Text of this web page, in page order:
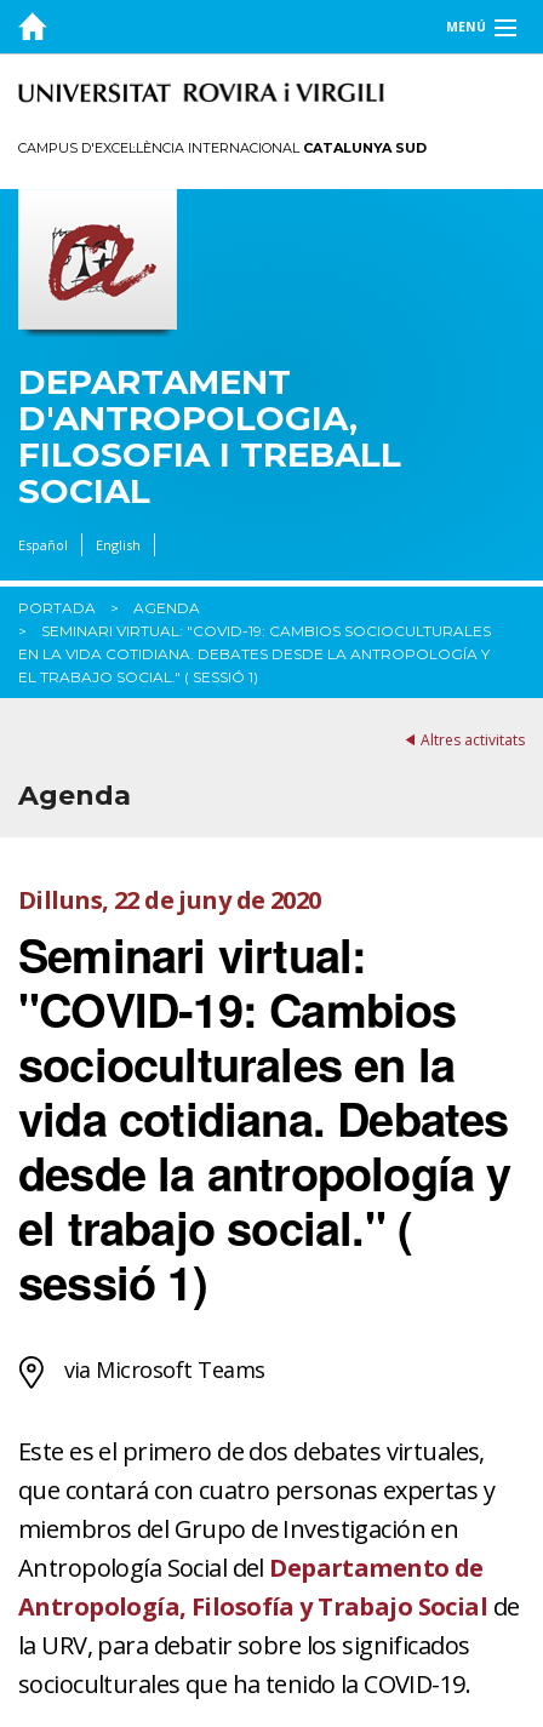
MENÚ
EL DEPARTAMENT
RECERCA
PUBLICACIONS
TRANSFERÈNCIA
CAMPUS D'EXCEL·LÈNCIA INTERNACIONAL CATALUNYA SUD
DEPARTAMENT
D'ANTROPOLOGIA,
FILOSOFIA I TREBALL
SOCIAL
Español English
PORTADA
AGENDA
SEMINARI VIRTUAL: "COVID-19: CAMBIOS SOCIOCULTURALES
EN LA VIDA COTIDIANA. DEBATES DESDE LA ANTROPOLOGÍA Y
EL TRABAJO SOCIAL." ( SESSIÓ 1)
Altres activitats
Agenda
Dilluns, 22 de juny de 2020
Seminari virtual:
"COVID-19: Cambios
socioculturales en la
vida cotidiana. Debates
desde la antropología y
el trabajo social." (
sessió 1)
via Microsoft Teams
Este es el primero de dos debates virtuales,
que contará con cuatro personas expertas y
miembros del Grupo de Investigación en
Antropología Social del Departamento de
Antropología, Filosofía y Trabajo Social de
la URV, para debatir sobre los significados
socioculturales que ha tenido la COVID-19.